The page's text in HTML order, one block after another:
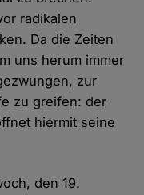
radikalen
Da die Zeiten
uns herum immer
zur
zu greifen: der
hiermit seine
den 19.